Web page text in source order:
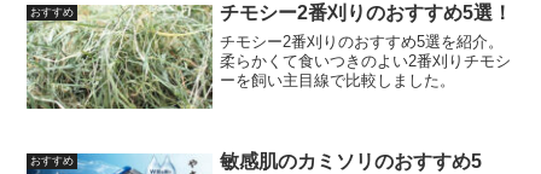
おすすめ チモシー2番刈りのおすすめ5選！
チモシー2番刈りのおすすめ5選を紹介。
柔らかくて食いつきのよい2番刈りチモシ
ーを飼い主目線で比較しました。
おすすめ
敏感肌のカミソリのおすすめ5